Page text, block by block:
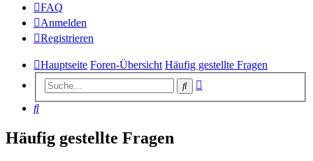
FAQ
Anmelden
Registrieren
Hauptseite Foren-Übersicht Häufig gestellte Fragen
Suche
Suche
Häufig gestellte Fragen